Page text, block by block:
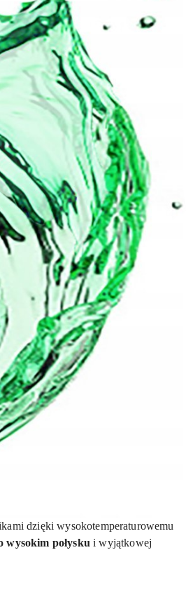
dzięki wysokotemperaturowemu
wysokim połysku i wyjątkowej